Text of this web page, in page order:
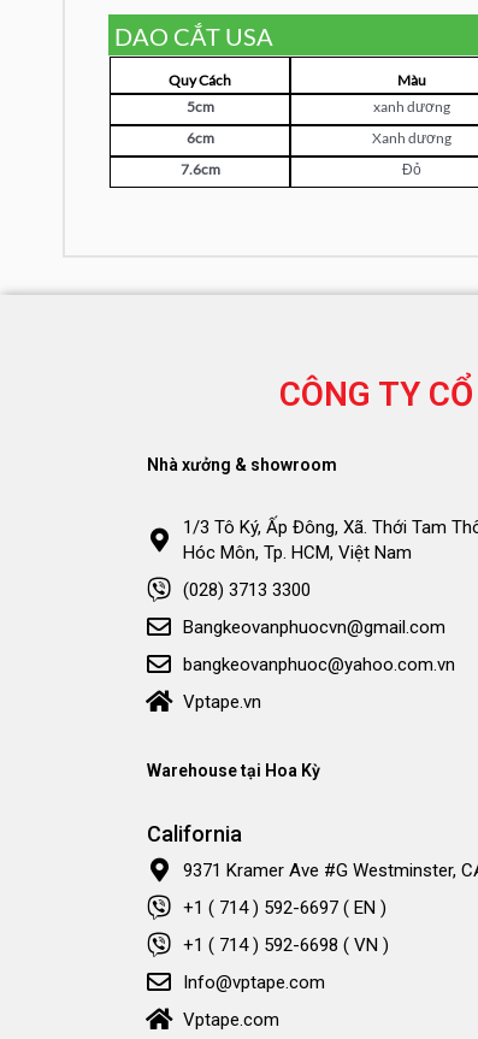
DAO CẮT USA
Quy Cách Màu
5cm
xanh dương
6cm
Xanh dương
7.6cm
Đỏ
CÔNG TY
Nhà xưởng & showroom
1/3 Tô Ký, Ấp Đông, Xã. Thới Tam
Hóc Môn, Tp. HCM, Việt Nam
(028) 3713 3300
Bangkeovanphuocvn@gmail.com
bangkeovanphuoc@yahoo.com.vn
Vptape.vn
Warehouse tại Hoa Kỳ
California
9371 Kramer Ave #G Westminster,
+1 ( 714 ) 592-6697 ( EN )
+1 ( 714 ) 592-6698 ( VN )
Info@vptape.com
Vptape.com